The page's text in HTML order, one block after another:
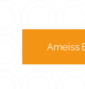
Ameiss